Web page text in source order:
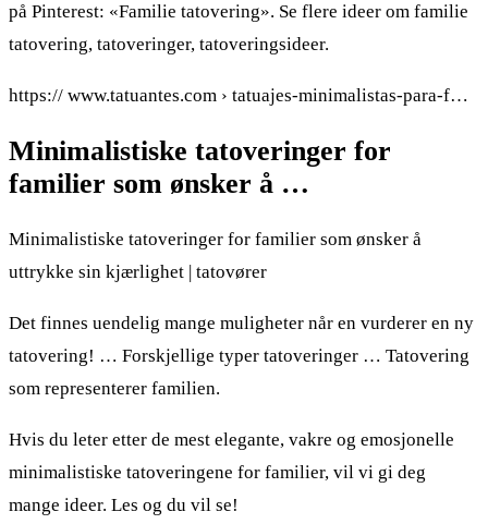
på Pinterest: «Familie tatovering». Se flere ideer om familie
tatovering, tatoveringer, tatoveringsideer.
https:// www.tatuantes.com › tatuajes-minimalistas-para-f…
Minimalistiske tatoveringer for
familier som ønsker å …
Minimalistiske tatoveringer for familier som ønsker å
uttrykke sin kjærlighet | tatovører
Det finnes uendelig mange muligheter når en vurderer en ny
tatovering! … Forskjellige typer tatoveringer … Tatovering
som representerer familien.
Hvis du leter etter de mest elegante, vakre og emosjonelle
minimalistiske tatoveringene for familier, vil vi gi deg
mange ideer. Les og du vil se!